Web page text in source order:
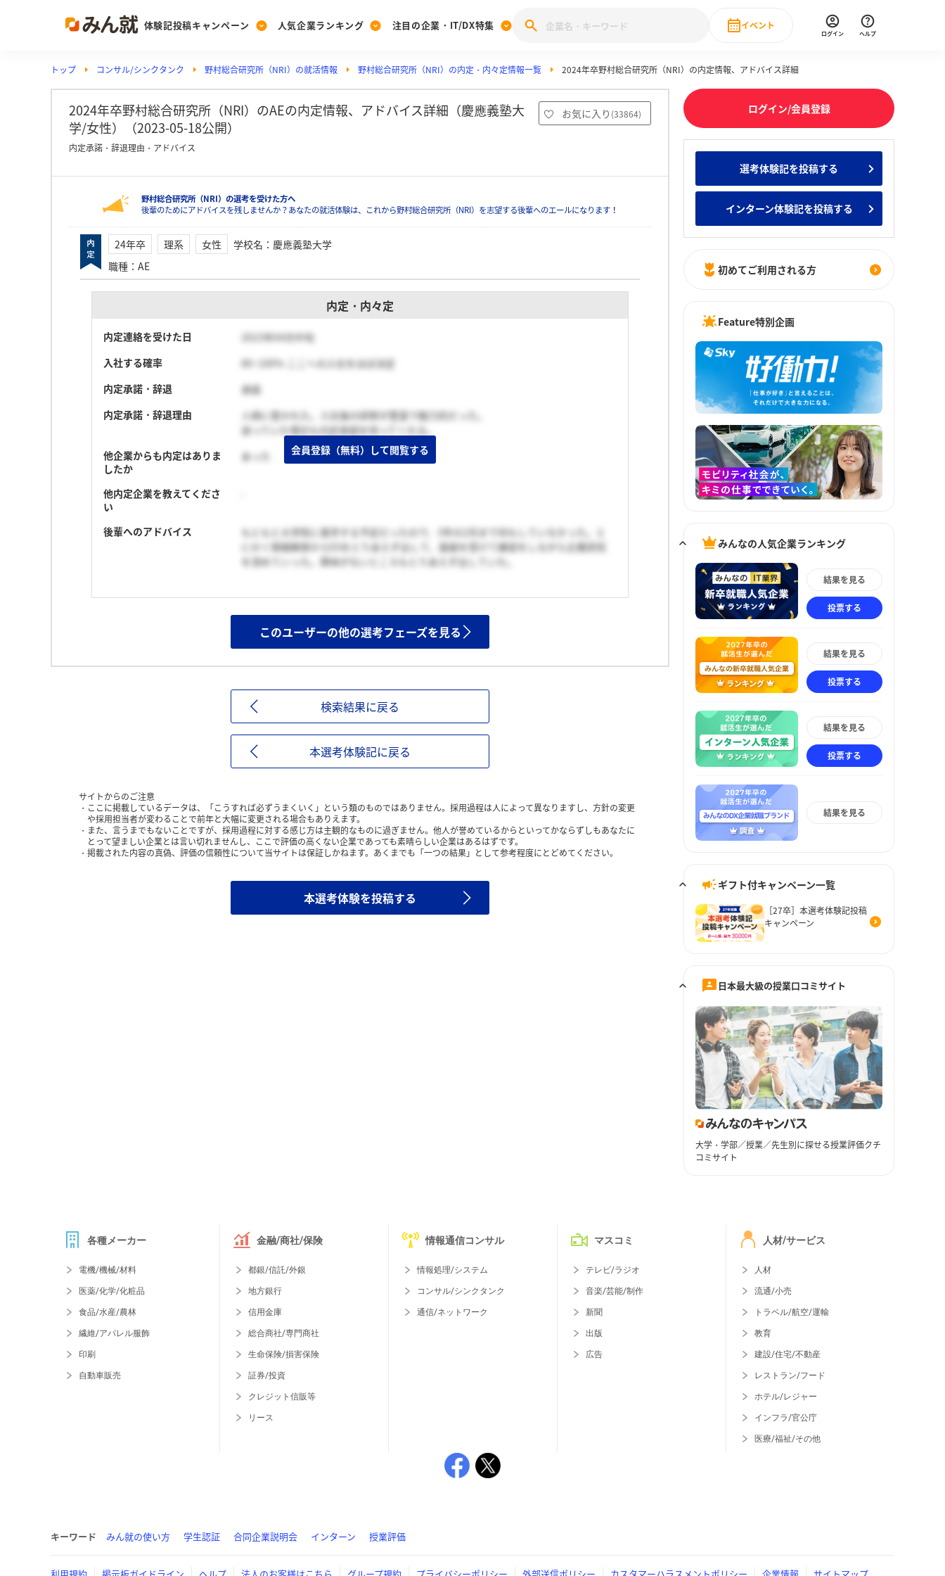
体験記投稿キャンペーン
Post
投稿する
[27卒] 本選考体験記投稿キャンペーン
人気企業ランキング
Ranking
ランキングを見る
みんなのDX企業就職ブランド調査
みんなの新卒就職人気企業ランキング みんなのインターン人気企業ランキ
注目の企業・IT/DX特集
PickUp
注目の企業特集
28卒 IT・DX現場社員インタビュー
動画で知ろう！業界・企業研究
イベント
Event
直近のイベント一覧
ログイン ヘルプ
トップ コンサル/シンクタンク 野村総合研究所（NRI）の就活情報 野村総合研究所（NRI）の内定・内々定情報一覧 2024年卒野村総合研究所（NRI）の内定情報、アドバイス詳細
2024年卒野村総合研究所（NRI）のAEの内定情報、アドバイス詳細（慶應義塾大
学/女性）（2023-05-18公開）
お気に入り (33864)
内定承諾・辞退理由・アドバイス
野村総合研究所（NRI）の選考を受けた方へ
後輩のためにアドバイスを残しませんか？あなたの就活体験は、これから野村総合研究所（NRI）を志望する後輩へのエールになります！
24年卒 理系 女性 学校名 ： 慶應義塾大学
職種 ： AE
内定・内々定
内定連絡を受けた日
2023年04月中旬
入社する確率
80~100% ここへの入社をほぼ決定
内定承諾・辞退
承諾
内定承諾・辞退理由
人柄に惹かれた。入社後の研修が豊富で魅力的だった。
迷っていた場合も内定承諾を待ってくれる。
他企業からも内定はありま
したか
あった
他内定企業を教えてくださ
い
後輩へのアドバイス
もともと大学院に進学する予定だったので、3年の2月まで何もしていなかった。と
にかく情報解禁からESをとりあえず出して、面接を受けて練習をしながら企業研究
を深めていった。興味がないところもとりあえず出していた。
会員登録（無料）して閲覧する
このユーザーの他の選考フェーズを見る
検索結果に戻る
本選考体験記に戻る
サイトからのご注意
ここに掲載しているデータは、「こうすれば必ずうまくいく」という類のものではありません。採用過程は人によって異なりますし、方針の変更
や採用担当者が変わることで前年と大幅に変更される場合もありえます。
また、言うまでもないことですが、採用過程に対する感じ方は主観的なものに過ぎません。他人が誉めているからといってかならずしもあなたに
とって望ましい企業とは言い切れませんし、ここで評価の高くない企業であっても素晴らしい企業はあるはずです。
掲載された内容の真偽、評価の信頼性について当サイトは保証しかねます。あくまでも「一つの結果」として参考程度にとどめてください。
本選考体験を投稿する
ログイン/会員登録
選考体験記を投稿する
インターン体験記を投稿する
初めてご利用される方
Feature特別企画
みんなの人気企業ランキング
結果を見る
投票する
結果を見る
投票する
結果を見る
投票する
結果を見る
ギフト付キャンペーン一覧
［27卒］本選考体験記投稿
キャンペーン
日本最大級の授業口コミサイト
大学・学部／授業／先生別に探せる授業評価クチ
コミサイト
各種メーカー
電機/機械/材料
医薬/化学/化粧品
食品/水産/農林
繊維/アパレル服飾
印刷
自動車販売
金融/商社/保険
都銀/信託/外銀
地方銀行
信用金庫
総合商社/専門商社
生命保険/損害保険
証券/投資
クレジット信販等
リース
情報通信コンサル
情報処理/システム
コンサル/シンクタンク
通信/ネットワーク
マスコミ
テレビ/ラジオ
音楽/芸能/制作
新聞
出版
広告
人材/サービス
人材
流通/小売
トラベル/航空/運輸
教育
建設/住宅/不動産
レストラン/フード
ホテル/レジャー
インフラ/官公庁
医療/福祉/その他
キーワード みん就の使い方 学生認証 合同企業説明会 インターン 授業評価